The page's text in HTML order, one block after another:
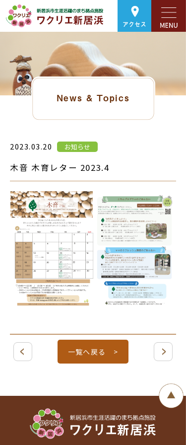
アクセス
News & Topics
2023.03.20 お知らせ
木音 木育レター 2023.4
一覧へ戻る >